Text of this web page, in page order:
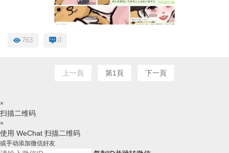
763 0
上一頁 第1頁 下一頁
×
扫描二维码
×
使用 WeChat 扫描二维码
或手动添加微信好友